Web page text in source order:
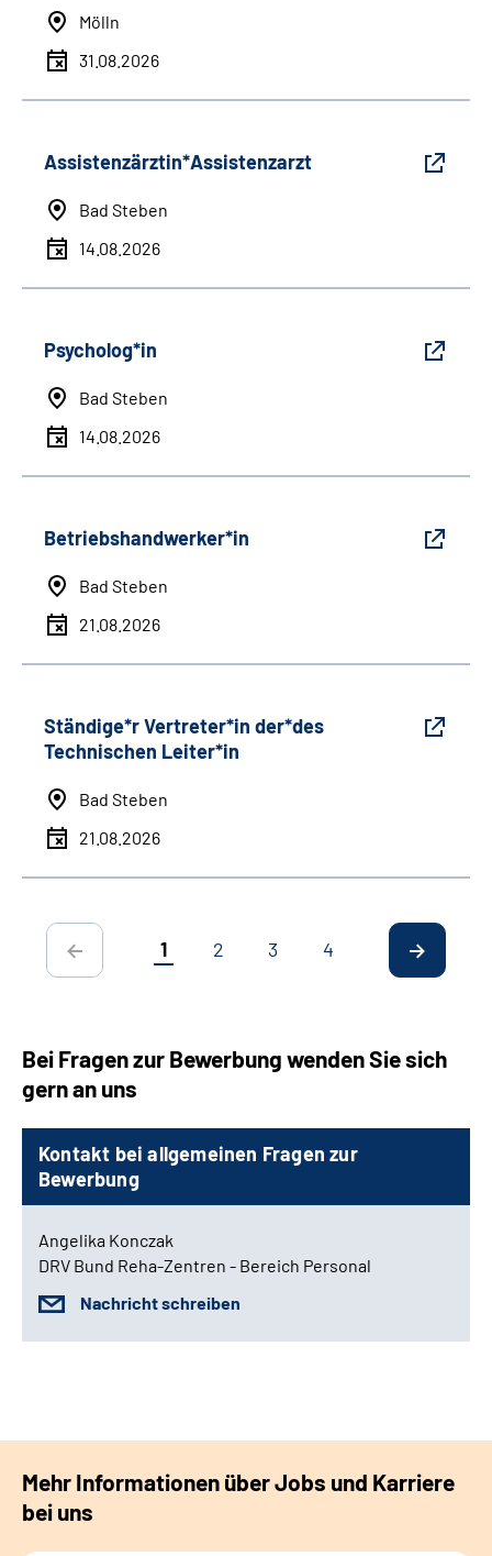
Mölln
31.08.2026
Assistenzärztin*Assistenzarzt
Bad Steben
14.08.2026
Psycholog*in
Bad Steben
14.08.2026
Betriebshandwerker*in
Bad Steben
21.08.2026
Ständige*r Vertreter*in der*des
Technischen Leiter*in
Bad Steben
21.08.2026
1 2 3 4
Bei Fragen zur Bewerbung wenden Sie sich
gern an uns
Kontakt bei allgemeinen Fragen zur
Bewerbung
Angelika Konczak
DRV Bund Reha-Zentren - Bereich Personal
Nachricht schreiben
Mehr Informationen über Jobs und Karriere
bei uns